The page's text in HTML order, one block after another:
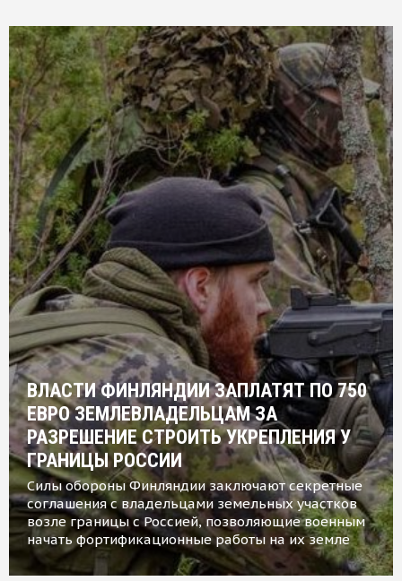
ВЛАСТИ ФИНЛЯНДИИ ЗАПЛАТЯТ ПО 750
ЕВРО ЗЕМЛЕВЛАДЕЛЬЦАМ ЗА
РАЗРЕШЕНИЕ СТРОИТЬ УКРЕПЛЕНИЯ У
ГРАНИЦЫ РОССИИ
Силы обороны Финляндии заключают секретные
соглашения с владельцами земельных участков
возле границы с Россией, позволяющие военным
начать фортификационные работы на их земле